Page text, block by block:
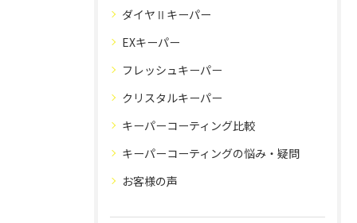
ダイヤⅡキーパー
EXキーパー
フレッシュキーパー
クリスタルキーパー
キーパーコーティング比較
キーパーコーティングの悩み・疑問
お客様の声